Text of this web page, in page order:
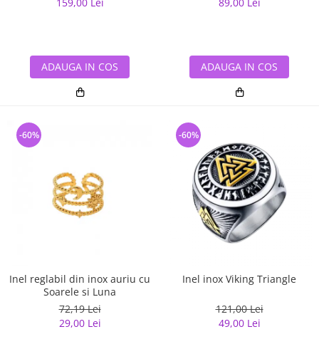
ADAUGA IN COS ADAUGA IN COS
Inel reglabil din inox auriu cu
Soarele si Luna
72,19 Lei
29,00 Lei
-60%
Inel inox Viking Triangle
121,00 Lei
49,00 Lei
-60%